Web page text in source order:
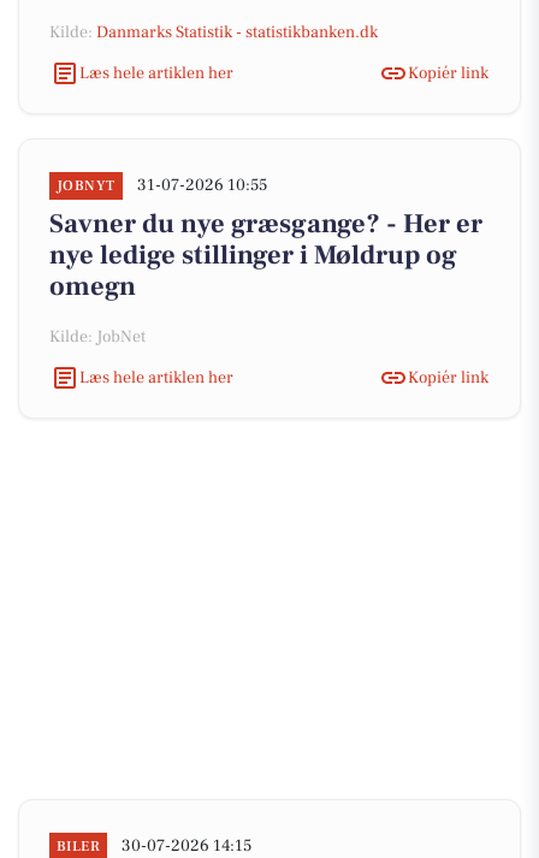
Kilde: Danmarks Statistik - statistikbanken.dk
Læs hele artiklen her
Kopiér link
JOBNYT 31-07-2026 10:55
Savner du nye græsgange? - Her er
nye ledige stillinger i Møldrup og
omegn
Kilde: JobNet
Læs hele artiklen her
Kopiér link
BILER 30-07-2026 14:15